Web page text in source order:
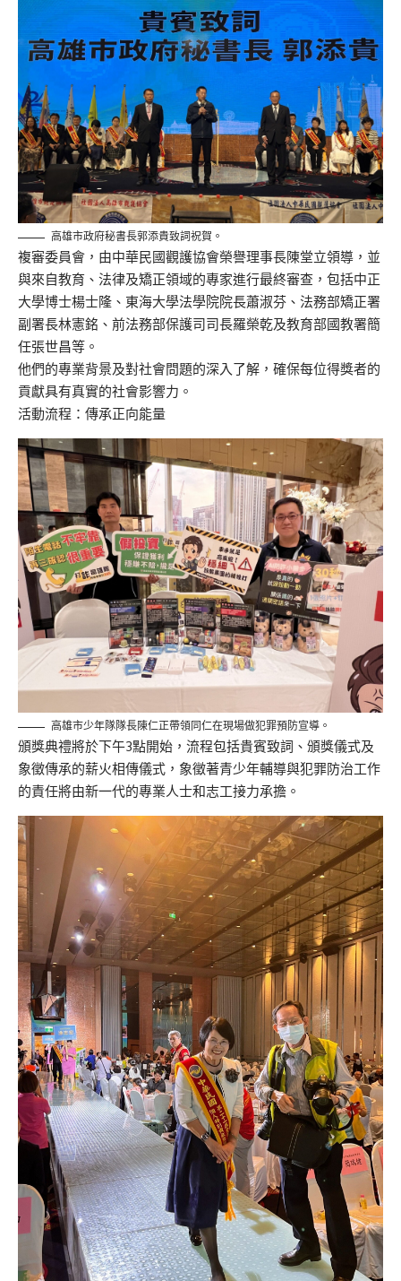
高雄市政府秘書長郭添貴致詞祝賀。
複審委員會，由中華民國觀護協會榮譽理事長陳堂立領導，並
與來自教育、法律及矯正領域的專家進行最終審查，包括中正
大學博士楊士隆、東海大學法學院院長蕭淑芬、法務部矯正署
副署長林憲銘、前法務部保護司司長羅榮乾及教育部國教署簡
任張世昌等。
他們的專業背景及對社會問題的深入了解，確保每位得獎者的
貢獻具有真實的社會影響力。
活動流程：傳承正向能量
高雄市少年隊隊長陳仁正帶領同仁在現場做犯罪預防宣導。
頒獎典禮將於下午3點開始，流程包括貴賓致詞、頒獎儀式及
象徵傳承的薪火相傳儀式，象徵著青少年輔導與犯罪防治工作
的責任將由新一代的專業人士和志工接力承擔。